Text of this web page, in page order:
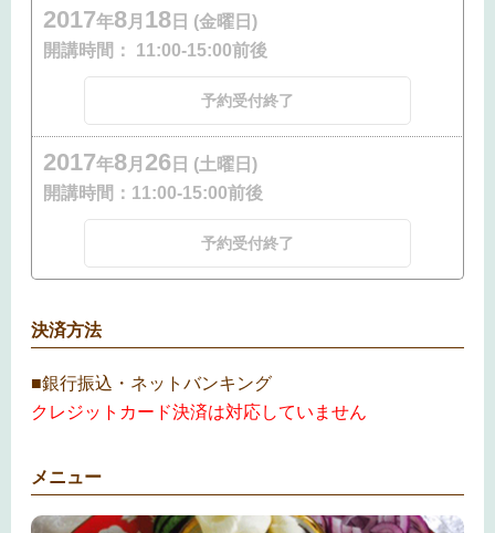
2017年8月 18 日 (金曜日)
開講時間：
11:00-15:00前後
予約受付終了
2017年8月 26 日 (土曜日)
開講時間： 11:00-15:00前後
予約受付終了
決済方法
■銀行振込・ネットバンキング
クレジットカード決済は対応していません
メニュー